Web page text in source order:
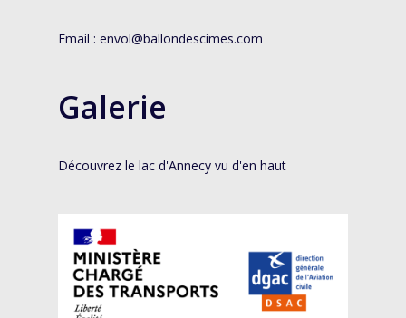
Email : envol@ballondescimes.com
Galerie
Découvrez le lac d'Annecy vu d'en haut